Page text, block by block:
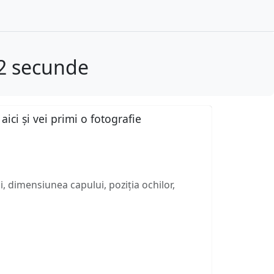
secunde
și vei primi o fotografie
dimensiunea capului, poziția ochilor,